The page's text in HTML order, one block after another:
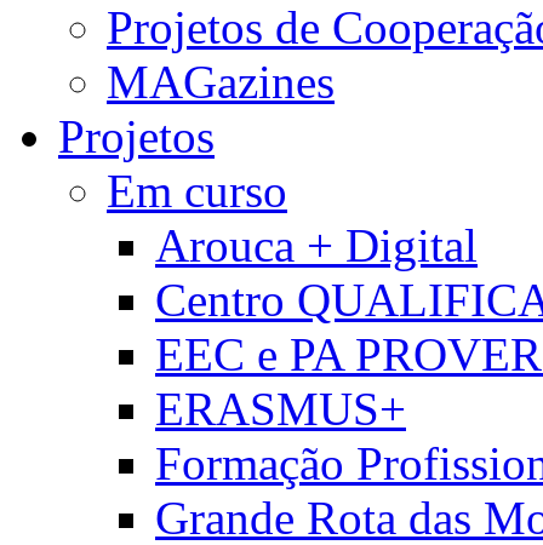
Projetos de
MAGazines
Projetos
Em curso
Arouca + Digital
Centro
EEC e PA
ERASMUS+
Formação
Grande Rota das